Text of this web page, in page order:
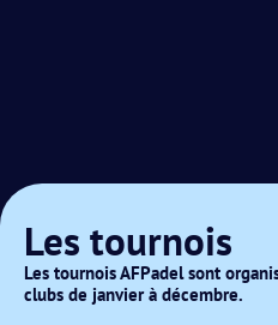
Les tournois
Les tournois AFPadel sont
clubs de janvier à décembre.